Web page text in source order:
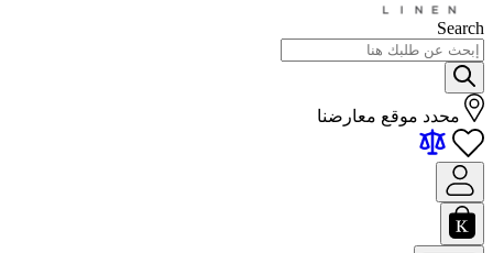
Search
محدد موقع معارضنا